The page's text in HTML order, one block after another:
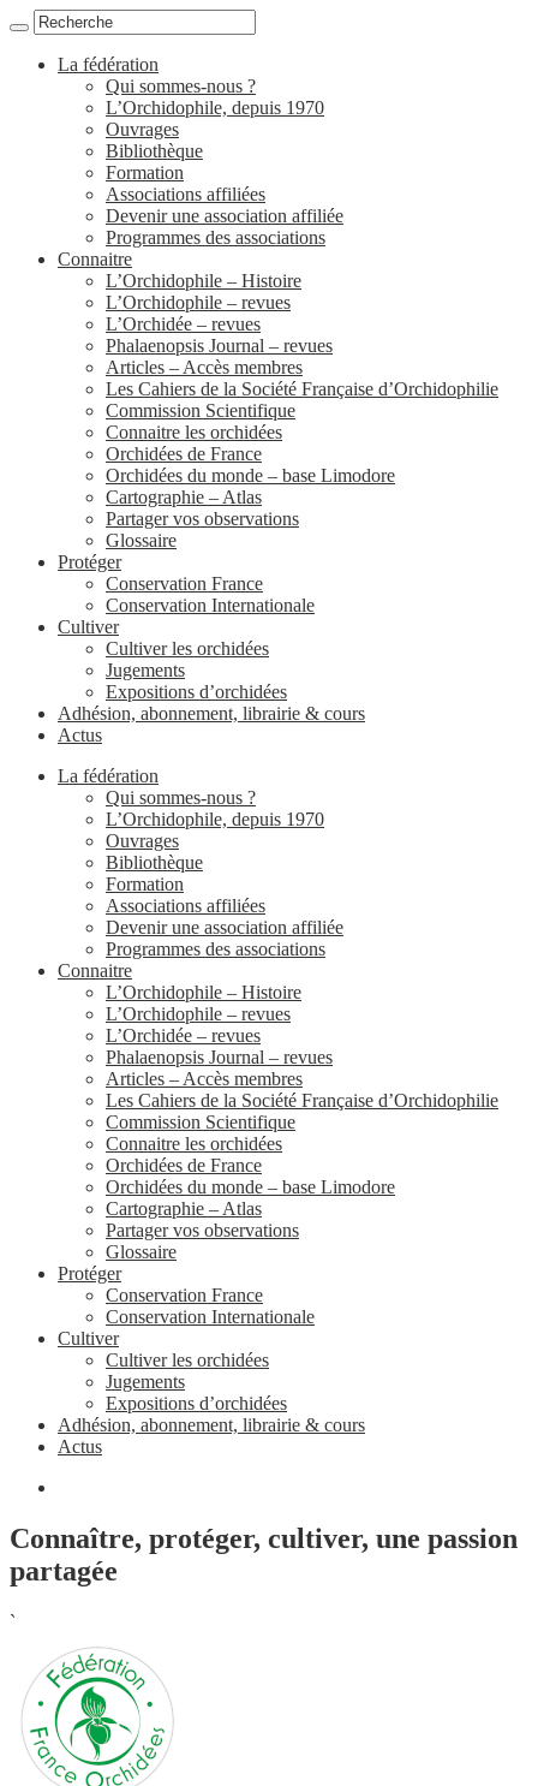
La fédération
Qui sommes-nous ?
L’Orchidophile, depuis 1970
Ouvrages
Bibliothèque
Formation
Associations affiliées
Devenir une association affiliée
Programmes des associations
Connaitre
L’Orchidophile – Histoire
L’Orchidophile – revues
L’Orchidée – revues
Phalaenopsis Journal – revues
Articles – Accès membres
Les Cahiers de la Société Française d’Orchidophilie
Commission Scientifique
Connaitre les orchidées
Orchidées de France
Orchidées du monde – base Limodore
Cartographie – Atlas
Partager vos observations
Glossaire
Protéger
Conservation France
Conservation Internationale
Cultiver
Cultiver les orchidées
Jugements
Expositions d’orchidées
Adhésion, abonnement, librairie & cours
Actus
La fédération
Qui sommes-nous ?
L’Orchidophile, depuis 1970
Ouvrages
Bibliothèque
Formation
Associations affiliées
Devenir une association affiliée
Programmes des associations
Connaitre
L’Orchidophile – Histoire
L’Orchidophile – revues
L’Orchidée – revues
Phalaenopsis Journal – revues
Articles – Accès membres
Les Cahiers de la Société Française d’Orchidophilie
Commission Scientifique
Connaitre les orchidées
Orchidées de France
Orchidées du monde – base Limodore
Cartographie – Atlas
Partager vos observations
Glossaire
Protéger
Conservation France
Conservation Internationale
Cultiver
Cultiver les orchidées
Jugements
Expositions d’orchidées
Adhésion, abonnement, librairie & cours
Actus
Connaître, protéger, cultiver, une passion
partagée
`